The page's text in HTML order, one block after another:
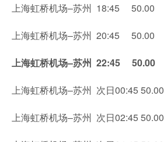
上海虹桥机场–苏州 18:45 50.00
上海虹桥机场–苏州 20:45 50.00
上海虹桥机场–苏州 22:45 50.00
上海虹桥机场–苏州 次日00:45 50.00
上海虹桥机场–苏州 次日02:45 50.00